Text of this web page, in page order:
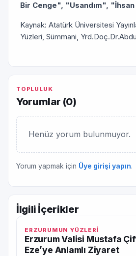
Bir Cenge", "Usandım",
Kaynak: Atatürk Üniversitesi
Yüzleri, Sümmani,
TOPLULUK
Yorumlar (0)
Henüz yorum bulunmuyor.
Yorum yapmak için Üye girişi yapın.
İlgili İçerikler
ERZURUMUN YÜZLERİ
Erzurum Valisi Mustafa
Eze’ye Anlamlı Ziyaret